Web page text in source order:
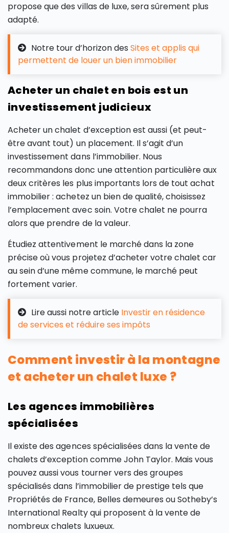
propose que des villas de luxe, sera sûrement plus
adapté.
Notre tour d’horizon des Sites et applis qui
permettent de louer un bien immobilier
Acheter un chalet en bois est un
investissement judicieux
Acheter un chalet d’exception est aussi (et peut-
être avant tout) un placement. Il s’agit d’un
investissement dans l’immobilier. Nous
recommandons donc une attention particulière aux
deux critères les plus importants lors de tout achat
immobilier : achetez un bien de qualité, choisissez
l’emplacement avec soin. Votre chalet ne pourra
alors que prendre de la valeur.
Étudiez attentivement le marché dans la zone
précise où vous projetez d’acheter votre chalet car
au sein d’une même commune, le marché peut
fortement varier.
Lire aussi notre article Investir en résidence
de services et réduire ses impôts
Comment investir à la montagne
et acheter un chalet luxe ?
Les agences immobilières
spécialisées
Il existe des agences spécialisées dans la vente de
chalets d’exception comme John Taylor. Mais vous
pouvez aussi vous tourner vers des groupes
spécialisés dans l’immobilier de prestige tels que
Propriétés de France, Belles demeures ou Sotheby’s
International Realty qui proposent à la vente de
nombreux chalets luxueux.